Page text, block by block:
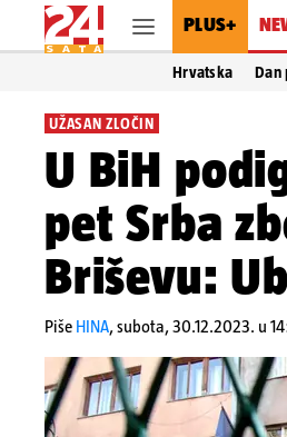
PLUS+
Hrvatska Dan
UŽASAN ZLOČIN
U BiH
pet Srba
Briševu:
Piše HINA,subota, 30.12.2023. u